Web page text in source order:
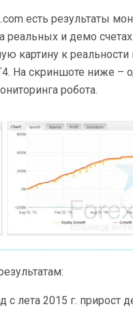
есть результаты
реальных и демо
картину к
На скриншоте ниже –
робота.
с лета 2015 г. прирост